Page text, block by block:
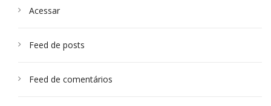
Acessar
Feed de posts
Feed de comentários